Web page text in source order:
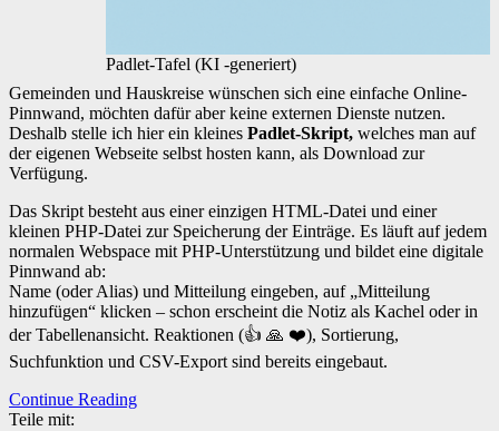
Padlet-Tafel (KI -generiert)
Gemeinden und Hauskreise wünschen sich eine einfache Online-
Pinnwand, möchten dafür aber keine externen Dienste nutzen.
Deshalb stelle ich hier ein kleines Padlet-Skript, welches man auf
der eigenen Webseite selbst hosten kann, als Download zur
Verfügung.
Das Skript besteht aus einer einzigen HTML-Datei und einer
kleinen PHP-Datei zur Speicherung der Einträge. Es läuft auf jedem
normalen Webspace mit PHP-Unterstützung und bildet eine digitale
Pinnwand ab:
Name (oder Alias) und Mitteilung eingeben, auf „Mitteilung
hinzufügen“ klicken – schon erscheint die Notiz als Kachel oder in
der Tabellenansicht. Reaktionen (👍 🙏 ❤️), Sortierung,
Suchfunktion und CSV-Export sind bereits eingebaut.
Continue Reading
Teile mit: